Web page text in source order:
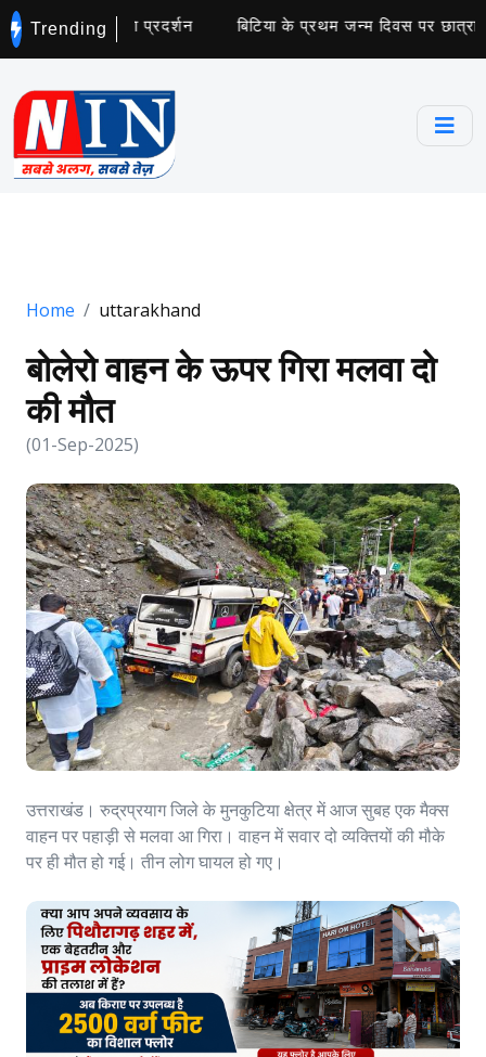
Trending
कांग्रेस ने किया प्रदर्शन बिटिया के प्रथम जन्म दिवस पर छात्राओं
Home uttarakhand
बोलेरो वाहन के ऊपर गिरा मलवा दो
की मौत
(01-Sep-2025)
उत्तराखंड। रुद्रप्रयाग जिले के मुनकुटिया क्षेत्र में आज सुबह एक मैक्स
वाहन पर पहाड़ी से मलवा आ गिरा। वाहन में सवार दो व्यक्तियों की मौके
पर ही मौत हो गई। तीन लोग घायल हो गए।